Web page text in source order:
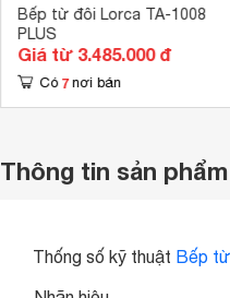
Bếp từ đôi Lorca TA-1008
PLUS
Giá từ 3.485.000 đ
Có 7 nơi bán
Thông tin sản phẩm
Thống số kỹ thuật Bếp từ